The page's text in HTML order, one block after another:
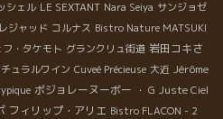
シェル LE SEXTANT Nara Seiya サンジョゼ
ジャッド コルナス Bistro Nature MATSUKI
フ・タケモト グランクリュ街道 岩田コキさ
ュラルワイン Cuveé Précieuse 大近 Jérôme
ボジョレーヌーボー ・ G Juste Ciel
フィリップ・アリエ Bistro FLACON - 2